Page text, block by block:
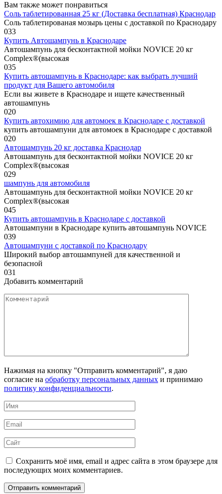
Вам также может понравиться
Соль таблетированная 25 кг (Доставка бесплатная) Краснодар
Соль таблетированая мозырь цены с доставкой по Краснодару
033
Купить Автошампунь в Краснодаре
Автошампунь для бесконтактной мойки NOVICE 20 кг
Complex®(высокая
035
Купить автошампунь в Краснодаре: как выбрать лучший
продукт для Вашего автомобиля
Если вы живете в Краснодаре и ищете качественный
автошампунь
020
Купить автохимию для автомоек в Краснодаре с доставкой
купить автошампуни для автомоек в Краснодаре с доставкой
020
Автошампунь 20 кг доставка Краснодар
Автошампунь для бесконтактной мойки NOVICE 20 кг
Complex®(высокая
029
шампунь для автомобиля
Автошампунь для бесконтактной мойки NOVICE 20 кг
Complex®(высокая
045
Купить автошампунь в Краснодаре с доставкой
Автошампуни в Краснодаре купить автошампунь NOVICE
039
Автошампуни с доставкой по Краснодару
Широкий выбор автошампуней для качественной и
безопасной
031
Добавить комментарий
Комментарий
Нажимая на кнопку "Отправить комментарий", я даю
согласие на обработку персональных данных и принимаю
политику конфиденциальности.
Имя
*
Email
*
Сайт
Сохранить моё имя, email и адрес сайта в этом браузере для
последующих моих комментариев.